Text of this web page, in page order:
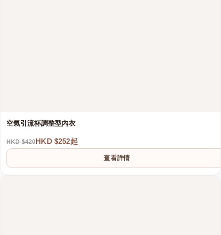
空氣引流杯調整型內衣
HKD $420HKD $252起
查看詳情